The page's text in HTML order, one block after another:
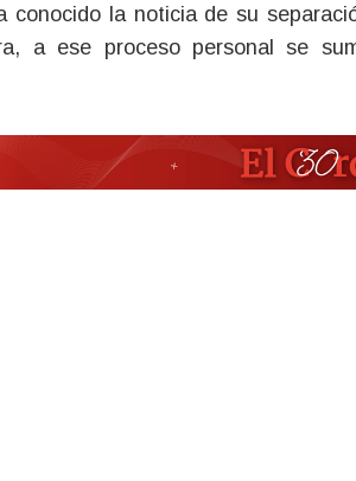
conocido la noticia de su
a ese proceso personal se